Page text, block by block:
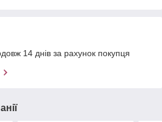
14 днів за рахунок покупця